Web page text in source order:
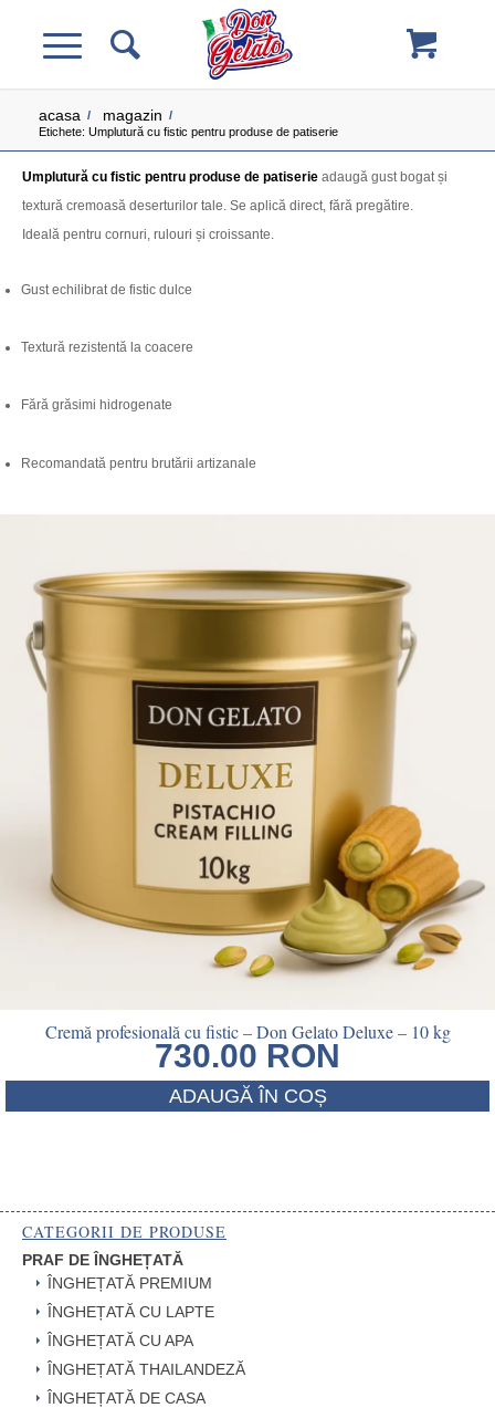
acasa / magazin /
Etichete: Umplutură cu fistic pentru produse de patiserie
Umplutură cu fistic pentru produse de patiserie adaugă gust bogat și
textură cremoasă deserturilor tale. Se aplică direct, fără pregătire.
Ideală pentru cornuri, rulouri și croissante.
Gust echilibrat de fistic dulce
Textură rezistentă la coacere
Fără grăsimi hidrogenate
Recomandată pentru brutării artizanale
Cremă profesională cu fistic – Don Gelato Deluxe – 10 kg
730.00 RON
ADAUGĂ ÎN COȘ
CATEGORII DE PRODUSE
PRAF DE ÎNGHEȚATĂ
ÎNGHEȚATĂ PREMIUM
ÎNGHEȚATĂ CU LAPTE
ÎNGHEȚATĂ CU APA
ÎNGHEȚATĂ THAILANDEZĂ
ÎNGHEȚATĂ DE CASA